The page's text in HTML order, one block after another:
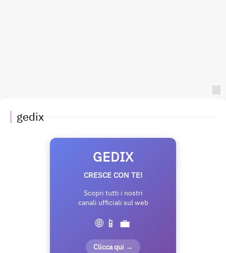
gedix
GEDIX
CRESCE CON TE!
Scopri tutti i nostri
canali ufficiali sul web
🌐 📱 💼
Clicca qui →